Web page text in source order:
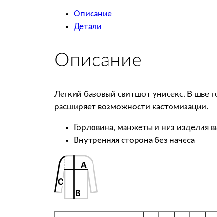
Описание
Детали
Описание
Легкий базовый свитшот унисекс. В шве
расширяет возможности кастомизации.
Горловина, манжеты и низ изделия
Внутренняя сторона без начеса